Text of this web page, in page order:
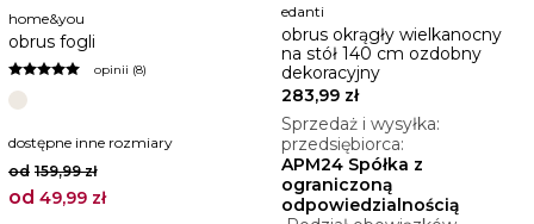
home&you
obrus fogli
opinii (8)
dostępne inne rozmiary
od 159,99 zł
od 49,99 zł
edanti
obrus okrągły wielkanocny
na stół 140 cm ozdobny
dekoracyjny
283,99 zł
Sprzedaż i wysyłka:
przedsiębiorca:
APM24 Spółka z
ograniczoną
odpowiedzialnością